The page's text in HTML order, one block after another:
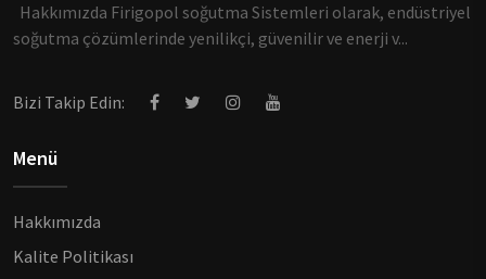
Hakkımızda Firigopol soğutma Sistemleri olarak, endüstriyel
soğutma çözümlerinde yenilikçi, güvenilir ve enerji v...
Bizi Takip Edin:
Menü
Hakkımızda
Kalite Politikası